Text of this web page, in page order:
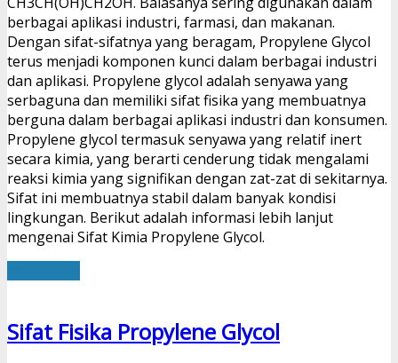
berbagai aplikasi industri, farmasi, dan makanan.
Dengan sifat-sifatnya yang beragam, Propylene Glycol
terus menjadi komponen kunci dalam berbagai industri
dan aplikasi. Propylene glycol adalah senyawa yang
serbaguna dan memiliki sifat fisika yang membuatnya
berguna dalam berbagai aplikasi industri dan konsumen.
Propylene glycol termasuk senyawa yang relatif inert
secara kimia, yang berarti cenderung tidak mengalami
reaksi kimia yang signifikan dengan zat-zat di sekitarnya.
Sifat ini membuatnya stabil dalam banyak kondisi
lingkungan. Berikut adalah informasi lebih lanjut
mengenai Sifat Kimia Propylene Glycol.
Sifat Fisika Propylene Glycol